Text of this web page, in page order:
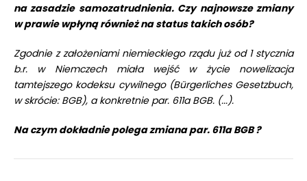
na zasadzie samozatrudnienia. Czy najnowsze zmiany
w prawie wpłyną również na status takich osób?
Zgodnie z założeniami niemieckiego rządu już od 1 stycznia
b.r. w Niemczech miała wejść w życie nowelizacja
tamtejszego kodeksu cywilnego (Bürgerliches Gesetzbuch,
w skrócie: BGB), a konkretnie par. 611a BGB. (...).
Na czym dokładnie polega zmiana par. 611a BGB ?